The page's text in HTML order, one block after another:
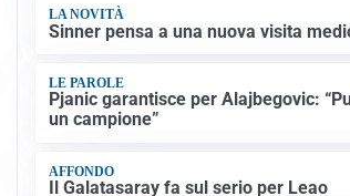
LA NOVITÀ
Sinner pensa a una nuova visita
LE PAROLE
Pjanic garantisce per Alajbegovic:
un campione”
AFFONDO
Il Galatasaray fa sul serio per Leao